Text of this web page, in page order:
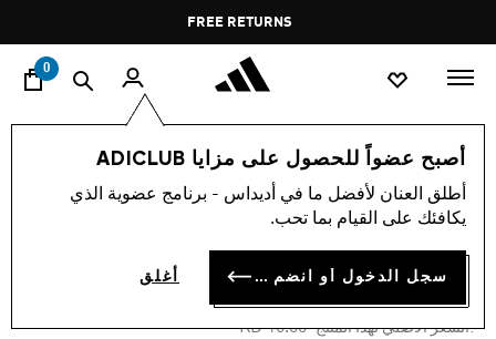
Pause
promotion
rotation
FREE RETURNS
0
أصبح عضواً للحصول على مزايا ADICLUB
أطلق العنان لأفضل ما في أديداس - برنامج عضوية الذي
يكافئك على القيام بما تحب.
سجل الدخول أو انضم الآن أغلق
الأطفال أحذية
-25%
حذاء DURAMO SL للأطفال
KD 12.00
:السعر الأصلي لهذا المنتج Price reduced from
KD 16.00
to